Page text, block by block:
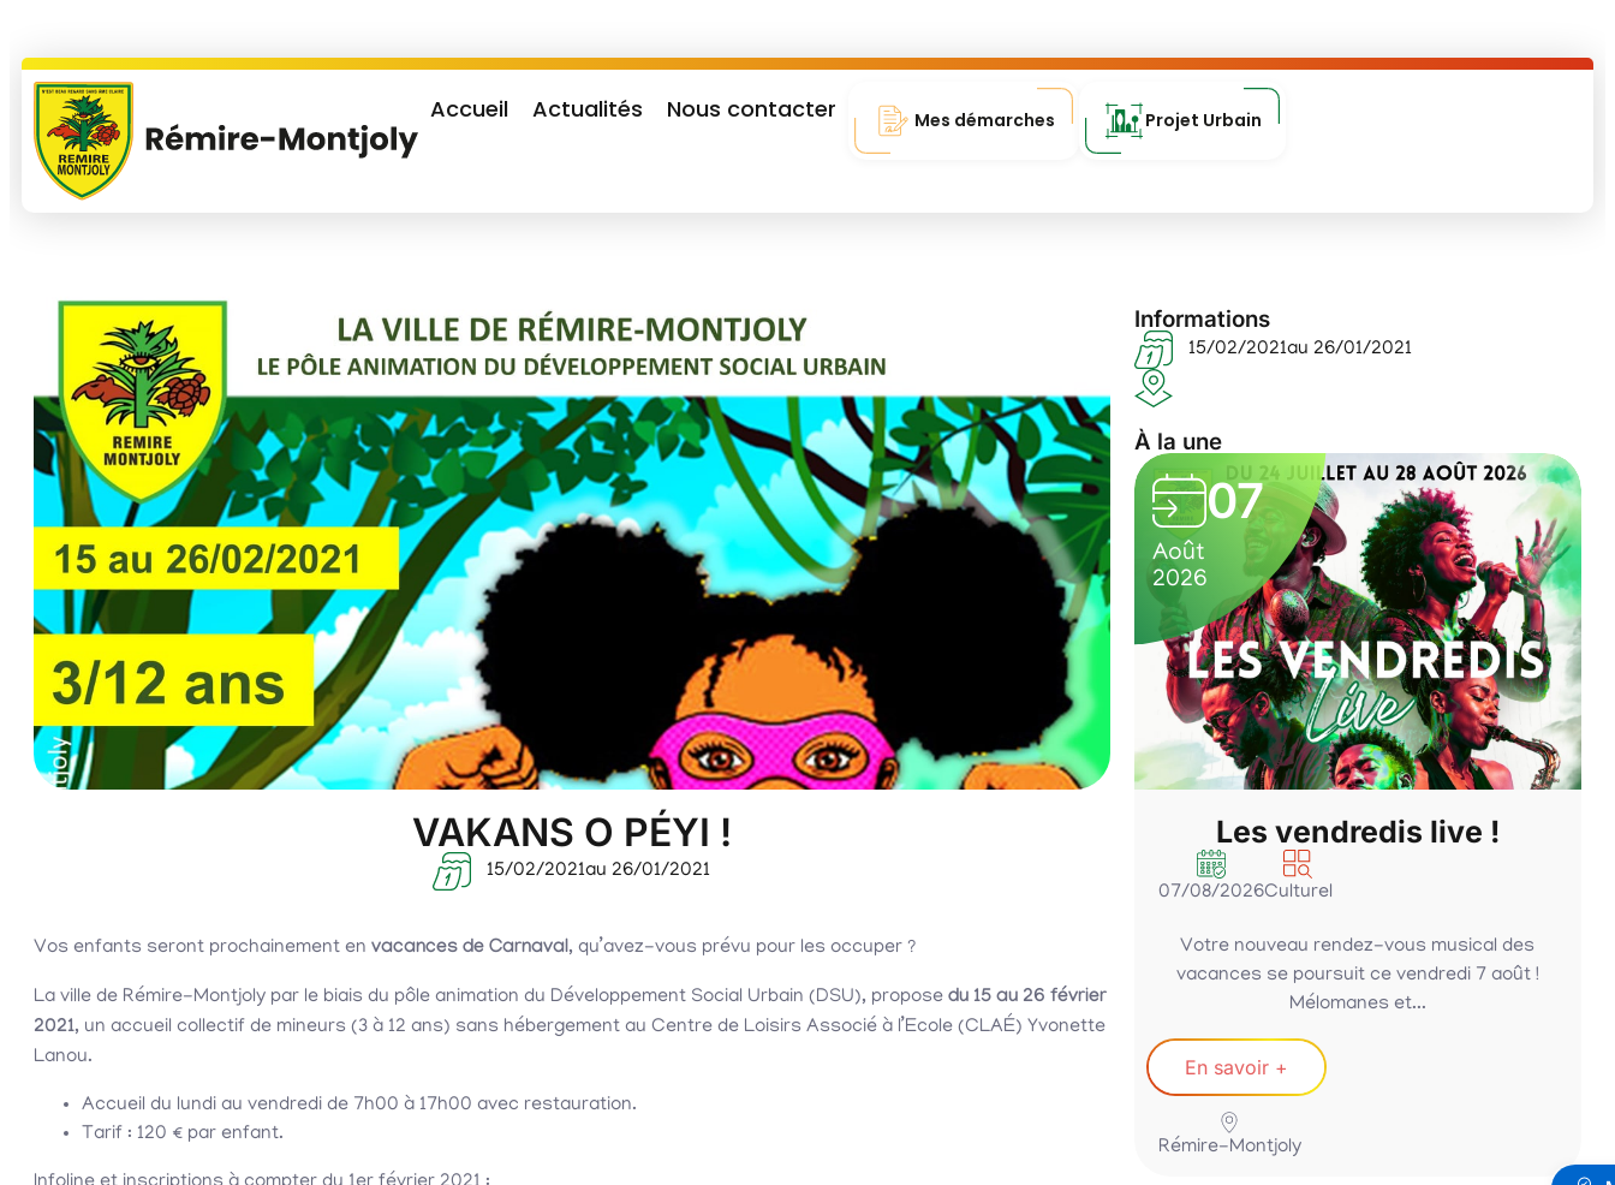
Accueil Actualités Nous contacter Mes démarches Projet Urbain
VAKANS O PÉYI !
15/02/2021au 26/01/2021
Vos enfants seront prochainement en vacances de Carnaval, qu’avez-vous prévu pour les occuper ?
La ville de Rémire-Montjoly par le biais du pôle animation du Développement Social Urbain (DSU), propose du 15 au 26 février
2021, un accueil collectif de mineurs (3 à 12 ans) sans hébergement au Centre de Loisirs Associé à l’Ecole (CLAÉ) Yvonette
Lanou.
Accueil du lundi au vendredi de 7h00 à 17h00 avec restauration.
Tarif : 120 € par enfant.
Informations
15/02/2021au 26/01/2021
À la une
07
Août
2026
Les vendredis live !
07/08/2026Culturel
Votre nouveau rendez-vous musical des
vacances se poursuit ce vendredi 7 août !
Mélomanes et...
En savoir +
Rémire-Montjoly